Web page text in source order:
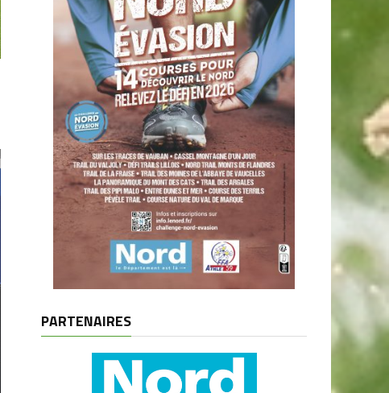
PARTENAIRES